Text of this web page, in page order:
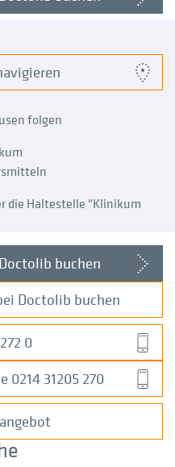
folgen
die Haltestelle "Klinikum
buchen
Doctolib buchen
0
0214 31205 270